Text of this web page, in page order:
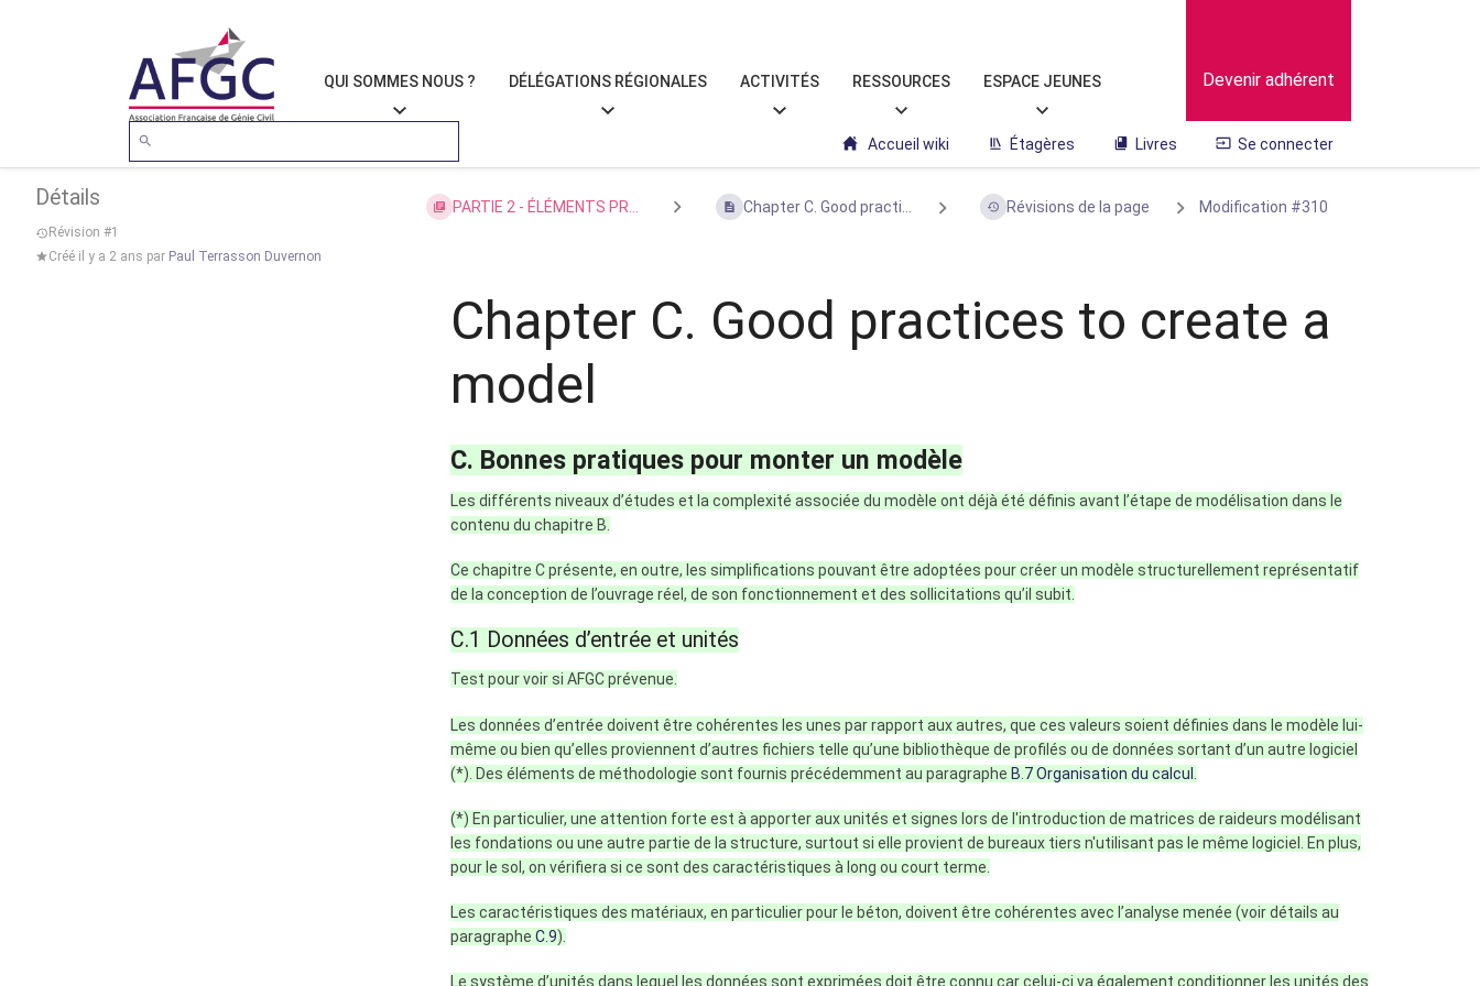
QUI SOMMES NOUS ? DÉLÉGATIONS RÉGIONALES ACTIVITÉS RESSOURCES ESPACE JEUNES Devenir adhérent
Accueil wiki Étagères Livres Se connecter
Détails
Révision #1
Créé il y a 2 ans par Paul Terrasson Duvernon
PARTIE 2 - ÉLÉMENTS PR... Chapter C. Good practi... Révisions de la page Modification #310
Chapter C. Good practices to create a
model
C. Bonnes pratiques pour monter un modèle
Les différents niveaux d’études et la complexité associée du modèle ont déjà été définis avant l’étape de modélisation dans le
contenu du chapitre B.
Ce chapitre C présente, en outre, les simplifications pouvant être adoptées pour créer un modèle structurellement représentatif
de la conception de l’ouvrage réel, de son fonctionnement et des sollicitations qu’il subit.
C.1 Données d’entrée et unités
Test pour voir si AFGC prévenue.
Les données d’entrée doivent être cohérentes les unes par rapport aux autres, que ces valeurs soient définies dans le modèle lui-
même ou bien qu’elles proviennent d’autres fichiers telle qu’une bibliothèque de profilés ou de données sortant d’un autre logiciel
(*). Des éléments de méthodologie sont fournis précédemment au paragraphe B.7 Organisation du calcul
(*) En particulier, une attention forte est à apporter aux unités et signes lors de l'introduction de matrices de raideurs modélisant
les fondations ou une autre partie de la structure, surtout si elle provient de bureaux tiers n'utilisant pas le même logiciel. En plus,
pour le sol, on vérifiera si ce sont des caractéristiques à long ou court terme.
Les caractéristiques des matériaux, en particulier pour le béton, doivent être cohérentes avec l’analyse menée (voir détails au
paragraphe C.9).
Le système d’unités dans lequel les données sont exprimées doit être connu car celui-ci va également conditionner les unités des